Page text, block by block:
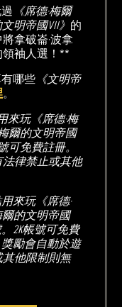
《席德·梅爾
明帝國VII》 的
拿破崙·波拿
袖人選！**
哪些 《文明帝
。
來玩《席德·梅
爾的文明帝國
可免費註冊。
律禁止或其他
來玩《席德·
爾的文明帝國
2K帳號可免費
勵會自動於遊
他限制則無